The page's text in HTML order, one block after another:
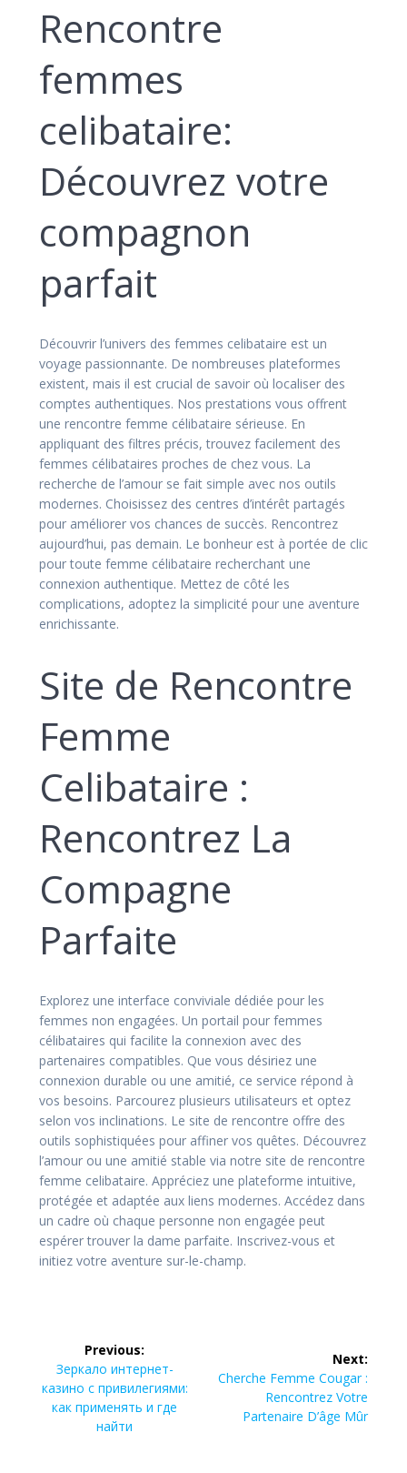
Rencontre
femmes
celibataire:
Découvrez votre
compagnon
parfait
Découvrir l’univers des femmes celibataire est un
voyage passionnante. De nombreuses plateformes
existent, mais il est crucial de savoir où localiser des
comptes authentiques. Nos prestations vous offrent
une rencontre femme célibataire sérieuse. En
appliquant des filtres précis, trouvez facilement des
femmes célibataires proches de chez vous. La
recherche de l’amour se fait simple avec nos outils
modernes. Choisissez des centres d’intérêt partagés
pour améliorer vos chances de succès. Rencontrez
aujourd’hui, pas demain. Le bonheur est à portée de clic
pour toute femme célibataire recherchant une
connexion authentique. Mettez de côté les
complications, adoptez la simplicité pour une aventure
enrichissante.
Site de Rencontre
Femme
Celibataire :
Rencontrez La
Compagne
Parfaite
Explorez une interface conviviale dédiée pour les
femmes non engagées. Un portail pour femmes
célibataires qui facilite la connexion avec des
partenaires compatibles. Que vous désiriez une
connexion durable ou une amitié, ce service répond à
vos besoins. Parcourez plusieurs utilisateurs et optez
selon vos inclinations. Le site de rencontre offre des
outils sophistiquées pour affiner vos quêtes. Découvrez
l’amour ou une amitié stable via notre site de rencontre
femme celibataire. Appréciez une plateforme intuitive,
protégée et adaptée aux liens modernes. Accédez dans
un cadre où chaque personne non engagée peut
espérer trouver la dame parfaite. Inscrivez-vous et
initiez votre aventure sur-le-champ.
navigation
Previous:
Previous
post:
Зеркало интернет-
казино с привилегиями:
как применять и где
найти
Next:
Next
Cherche Femme Cougar :
Rencontrez Votre
Partenaire D’âge Mûr